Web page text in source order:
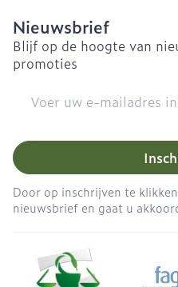
Nieuwsbrief
Blijf op de hoogte van
promoties
Door op inschrijven te
nieuwsbrief en gaat u